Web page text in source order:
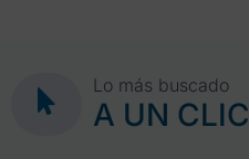
Lo más buscado
A UN CLIC